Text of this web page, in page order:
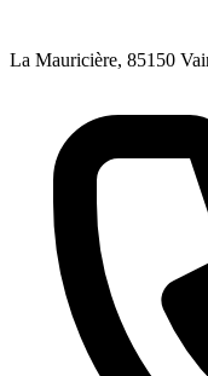
La Mauricière, 85150